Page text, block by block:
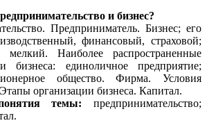
и бизнес?
Предприниматель. Бизнес; его
финансовый, страховой;
Наиболее распространенные
бизнеса: единоличное предприятие;
общество. Фирма. Условия
организации бизнеса. Капитал.
темы: предпринимательство;